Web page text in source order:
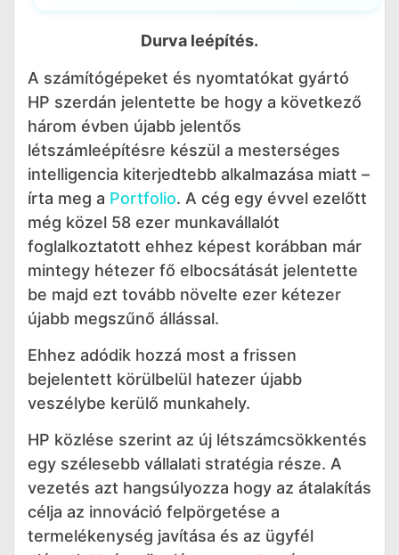
Durva leépítés.
A számítógépeket és nyomtatókat gyártó
HP szerdán jelentette be hogy a következő
három évben újabb jelentős
létszámleépítésre készül a mesterséges
intelligencia kiterjedtebb alkalmazása miatt –
írta meg a Portfolio. A cég egy évvel ezelőtt
még közel 58 ezer munkavállalót
foglalkoztatott ehhez képest korábban már
mintegy hétezer fő elbocsátását jelentette
be majd ezt tovább növelte ezer kétezer
újabb megszűnő állással.
Ehhez adódik hozzá most a frissen
bejelentett körülbelül hatezer újabb
veszélybe kerülő munkahely.
HP közlése szerint az új létszámcsökkentés
egy szélesebb vállalati stratégia része. A
vezetés azt hangsúlyozza hogy az átalakítás
célja az innováció felpörgetése a
termelékenység javítása és az ügyfél